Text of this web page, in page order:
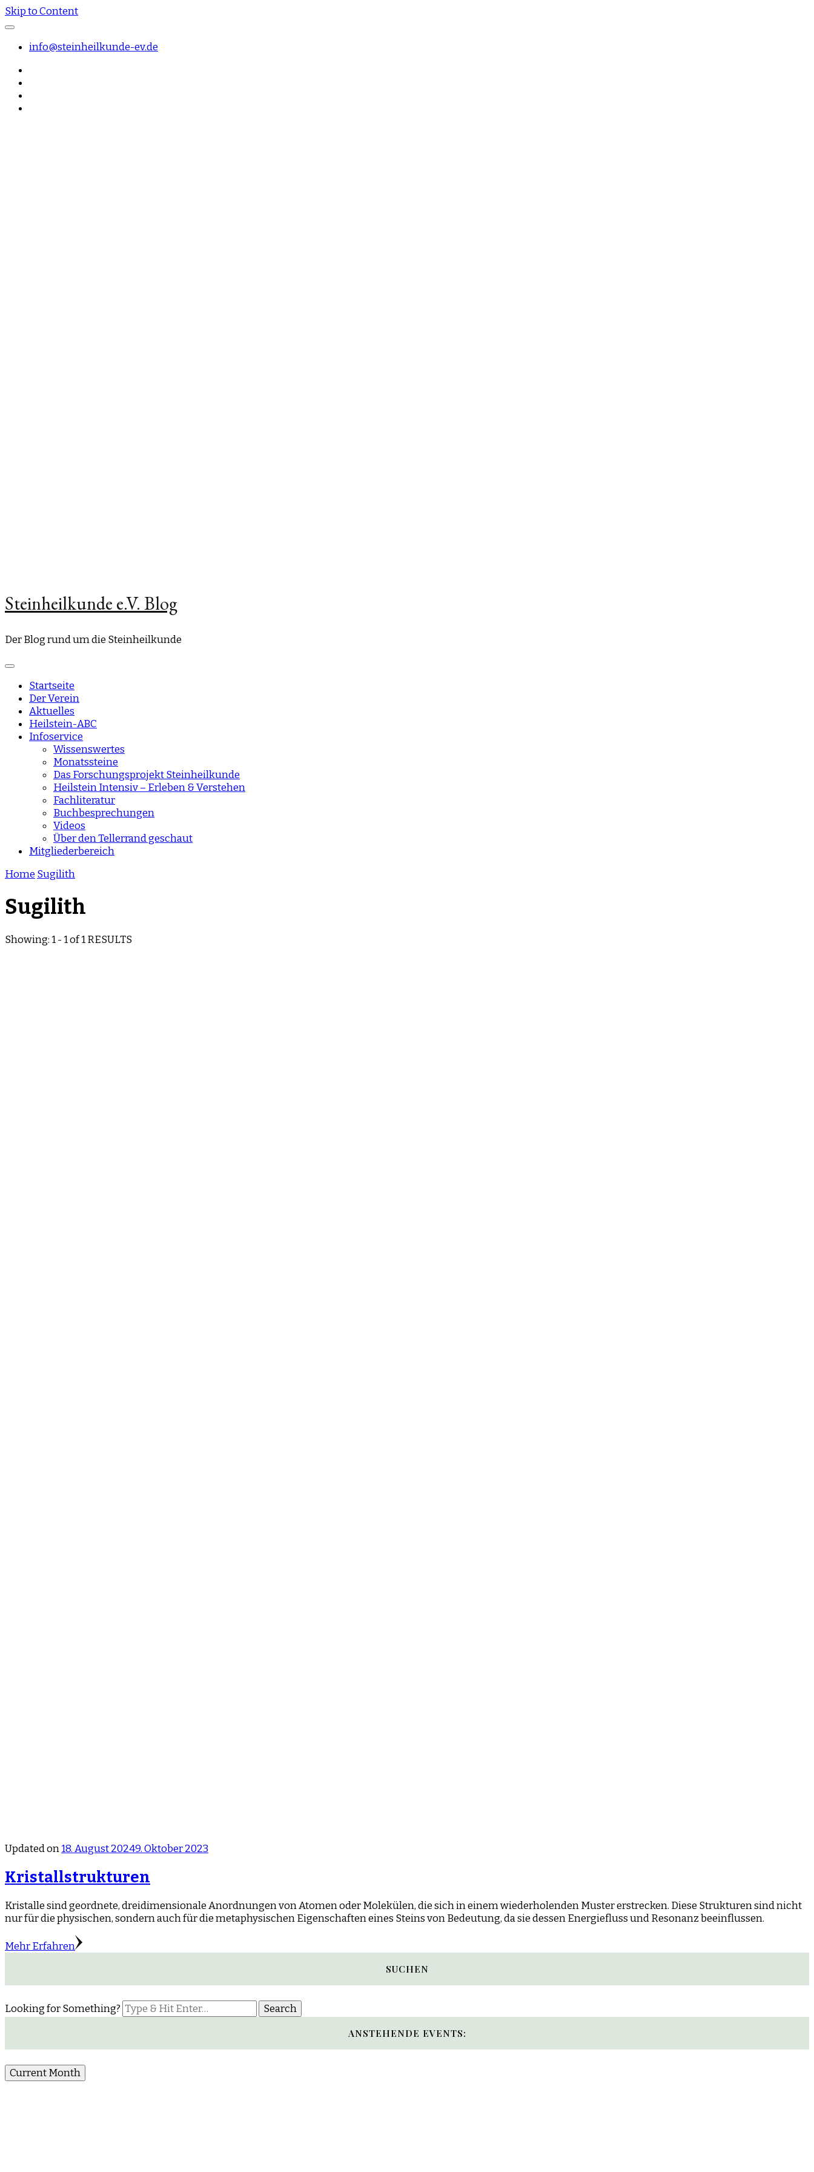
Skip to Content
info@steinheilkunde-ev.de
Steinheilkunde e.V. Blog
Der Blog rund um die Steinheilkunde
Startseite
Der Verein
Aktuelles
Heilstein-ABC
Infoservice
Wissenswertes
Monatssteine
Das Forschungsprojekt Steinheilkunde
Heilstein Intensiv – Erleben & Verstehen
Fachliteratur
Buchbesprechungen
Videos
Über den Tellerrand geschaut
Mitgliederbereich
Home Sugilith
Sugilith
Showing: 1 - 1 of 1 RESULTS
Updated on18. August 20249. Oktober 2023
Kristallstrukturen
Kristalle sind geordnete, dreidimensionale Anordnungen von Atomen oder Molekülen, die sich in einem wiederholenden Muster erstrecken. Diese Strukturen sind nicht
nur für die physischen, sondern auch für die metaphysischen Eigenschaften eines Steins von Bedeutung, da sie dessen Energiefluss und Resonanz beeinflussen.
Mehr Erfahren
SUCHEN
Looking for Something?
ANSTEHENDE EVENTS:
Current Month